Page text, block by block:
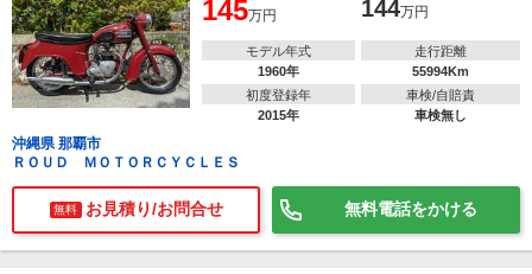
145万円 144万円
モデル年式
1960年
走行距離
55994Km
初度登録年
2015年
車検/自賠責
車検無し
沖縄県 那覇市
ＲＯＵＤ ＭＯＴＯＲＣＹＣＬＥＳ
無料 お見積り/お問合せ 無料電話をかける